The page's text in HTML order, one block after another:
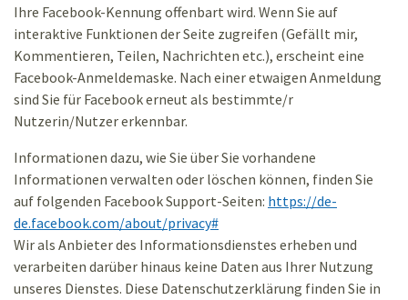
Ihre Facebook-Kennung offenbart wird. Wenn Sie auf
interaktive Funktionen der Seite zugreifen (Gefällt mir,
Kommentieren, Teilen, Nachrichten etc.), erscheint eine
Facebook-Anmeldemaske. Nach einer etwaigen Anmeldung
sind Sie für Facebook erneut als bestimmte/r
Nutzerin/Nutzer erkennbar.
Informationen dazu, wie Sie über Sie vorhandene
Informationen verwalten oder löschen können, finden Sie
auf folgenden Facebook Support-Seiten: https://de-
de.facebook.com/about/privacy#
Wir als Anbieter des Informationsdienstes erheben und
verarbeiten darüber hinaus keine Daten aus Ihrer Nutzung
unseres Dienstes. Diese Datenschutzerklärung finden Sie in